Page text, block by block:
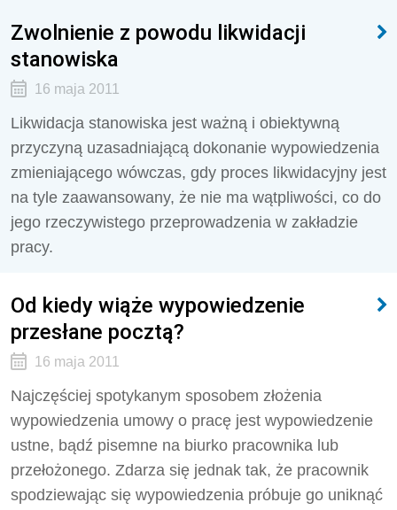
Zwolnienie z powodu likwidacji
stanowiska
16 maja 2011
Likwidacja stanowiska jest ważną i obiektywną
przyczyną uzasadniającą dokonanie wypowiedzenia
zmieniającego wówczas, gdy proces likwidacyjny jest
na tyle zaawansowany, że nie ma wątpliwości, co do
jego rzeczywistego przeprowadzenia w zakładzie
pracy.
Od kiedy wiąże wypowiedzenie
przesłane pocztą?
16 maja 2011
Najczęściej spotykanym sposobem złożenia
wypowiedzenia umowy o pracę jest wypowiedzenie
ustne, bądź pisemne na biurko pracownika lub
przełożonego. Zdarza się jednak tak, że pracownik
spodziewając się wypowiedzenia próbuje go uniknąć